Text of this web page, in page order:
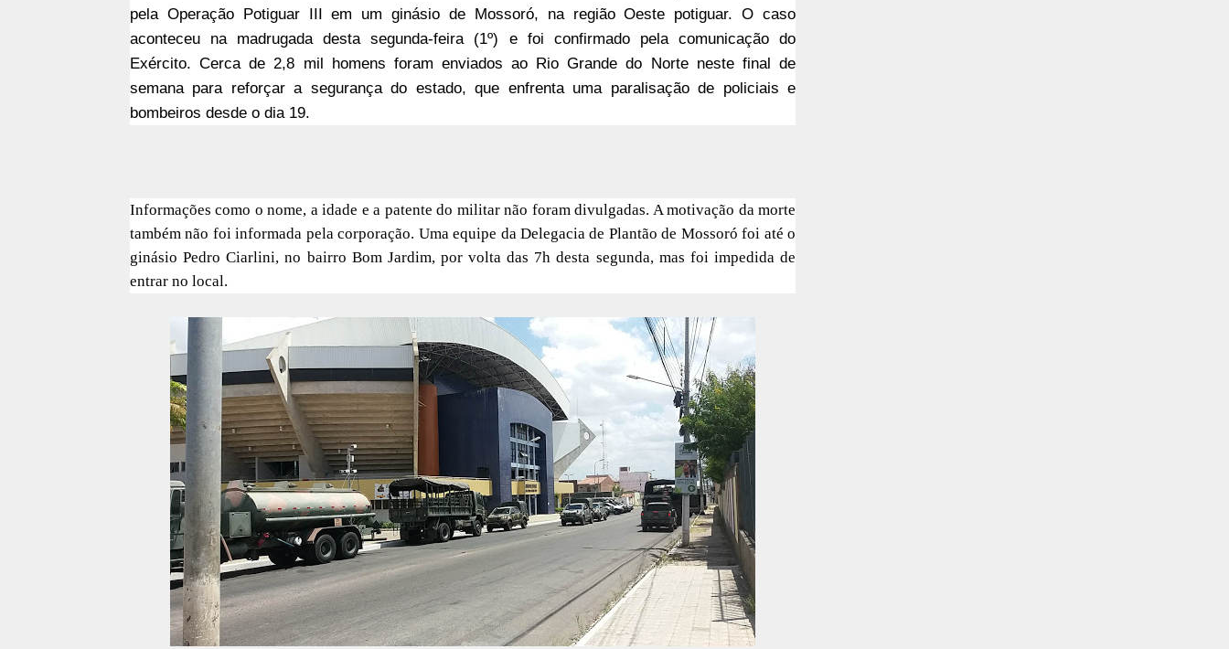
pela Operação Potiguar III em um ginásio de Mossoró, na região Oeste potiguar. O caso
aconteceu na madrugada desta segunda-feira (1º) e foi confirmado pela comunicação do
Exército. Cerca de 2,8 mil homens foram enviados ao Rio Grande do Norte neste final de
semana para reforçar a segurança do estado, que enfrenta uma paralisação de policiais e
bombeiros desde o dia 19.
Informações como o nome, a idade e a patente do militar não foram divulgadas. A motivação da morte
também não foi informada pela corporação. Uma equipe da Delegacia de Plantão de Mossoró foi até o
ginásio Pedro Ciarlini, no bairro Bom Jardim, por volta das 7h desta segunda, mas foi impedida de
entrar no local.